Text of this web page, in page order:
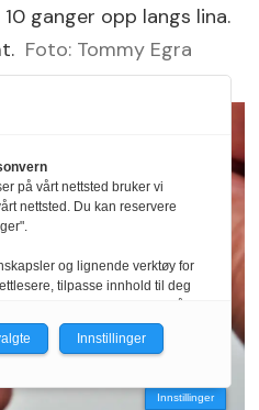
ganger opp langs lina.
Foto: Tommy Egra
Innstillinger
på vårt nettsted bruker vi
nettsted. Du kan reservere
og lignende verktøy for
tilpasse innhold til deg
til medlemmene i
fra dine besøk på tvers av
Innstillinger